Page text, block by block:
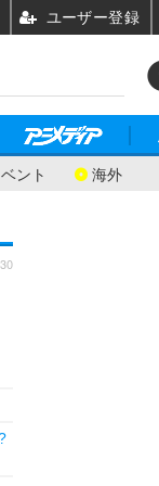
ント 海外
ユーザー登録